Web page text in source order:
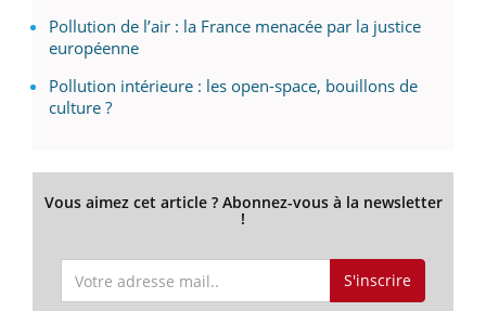
Pollution de l’air : la France menacée par la justice
européenne
Pollution intérieure : les open-space, bouillons de
culture ?
Vous aimez cet article ? Abonnez-vous à la newsletter
!
S'inscrire